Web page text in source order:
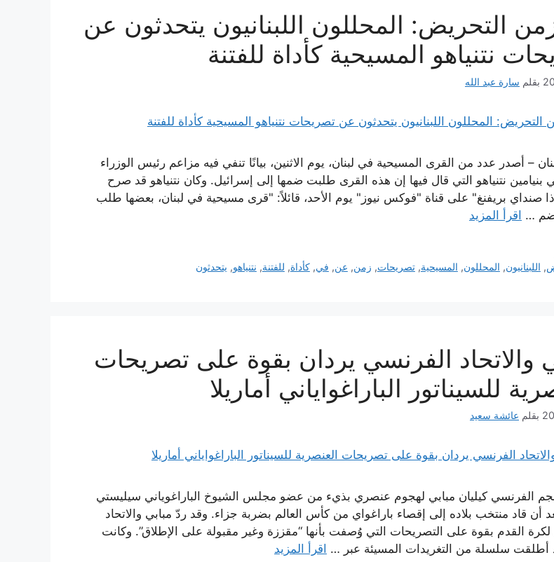
التحريض: المحللون اللبنانيون يتحدثون عن
نتنياهو المسيحية كأداة للفتنة
بقلم سارة عبد الله
– أصدر عدد من القرى المسيحية في لبنان، يوم الاثنين، بيانًا تنفي فيه مزاعم رئيس الوزراء
بنيامين نتنياهو التي قال فيها إن هذه القرى طلبت ضمها إلى إسرائيل. وكان نتنياهو قد صرح
صنداي بريفنغ" على قناة "فوكس نيوز" يوم الأحد، قائلاً: "قرى مسيحية في لبنان، بعضها طلب
… اقرأ المزيد
, اللبنانيون, المحللون, المسيحية,تصريحات, زمن, عن, في,كأداة, للفتنة, نتنياهو, يتحدثون
والاتحاد الفرنسي يردان بقوة على تصريحات
للسيناتور الباراغواياني أماريلا
بقلم عائشة سعيد
الفرنسي كيليان مبابي لهجوم عنصري بذيء من عضو مجلس الشيوخ الباراغوياني سيليستي
بعد أن قاد منتخب بلاده إلى إقصاء باراغواي من كأس العالم بضربة جزاء. وقد ردّ مبابي والاتحاد
القدم بقوة على التصريحات التي وُصفت بأنها “مقززة وغير مقبولة على الإطلاق”. وكانت
أطلقت سلسلة من التغريدات المسيئة عبر … اقرأ المزيد